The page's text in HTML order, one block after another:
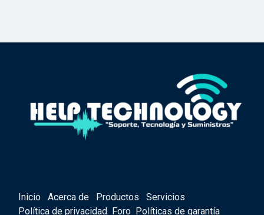
Inicio Acerca de Productos
Servicios
Política de privacidad
Foro Políticas de garantía